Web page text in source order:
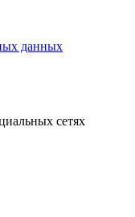
данных
сетях